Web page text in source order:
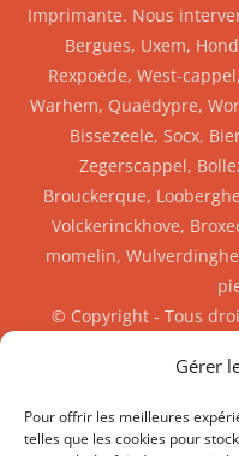
Gérer
Pour offrir les meilleures
telles que les cookies pour
Imprimante. Nous
Bergues, Uxem,
Rexpoëde, West-
Warhem, Quaëdypre,
Bissezeele, Socx,
Zegerscappel,
Brouckerque,
Volckerinckhove,
momelin,
© Copyright - Tous